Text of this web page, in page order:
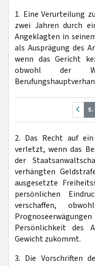
1. Eine Verurteilung
zwei Jahren durch
Angeklagten in
als Ausprägung des
wenn das Gericht
obwohl der
2. Das Recht auf
verletzt, wenn das
der
verhängten
ausgesetzte
persönlichen
verschaffen,
Persönlichkeit des
Gewicht zukommt.
3. Die Vorschriften